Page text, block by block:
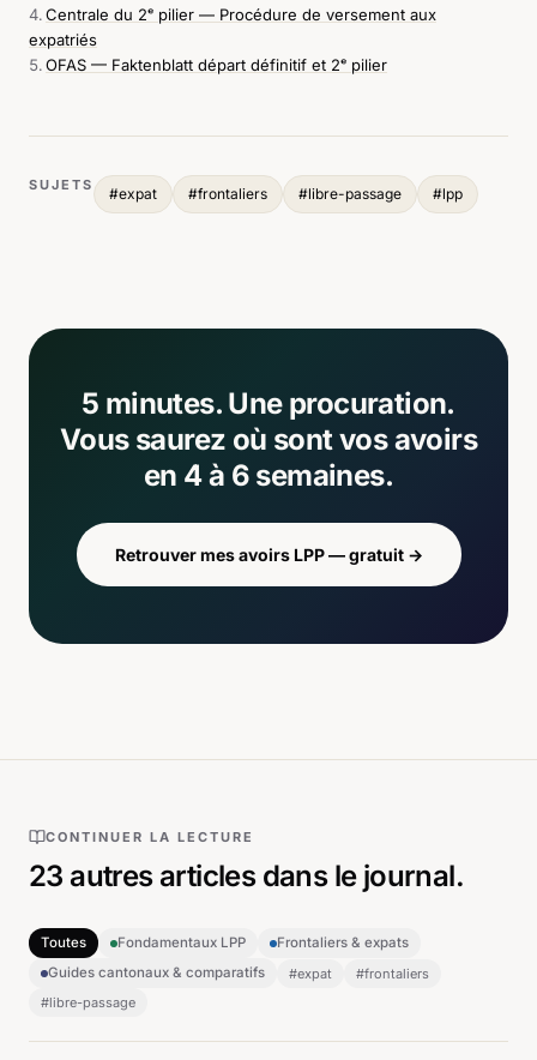
Centrale du 2ᵉ pilier — Procédure de versement aux
expatriés
OFAS — Faktenblatt départ définitif et 2ᵉ pilier
SUJETS #expat #frontaliers #libre-passage #lpp
5 minutes. Une procuration.
Vous saurez où sont vos avoirs
en 4 à 6 semaines.
Retrouver mes avoirs LPP — gratuit→
CONTINUER LA LECTURE
23 autres articlesdans le journal.
Toutes Fondamentaux LPP
Frontaliers & expats
Guides cantonaux & comparatifs
#expat #frontaliers
#libre-passage